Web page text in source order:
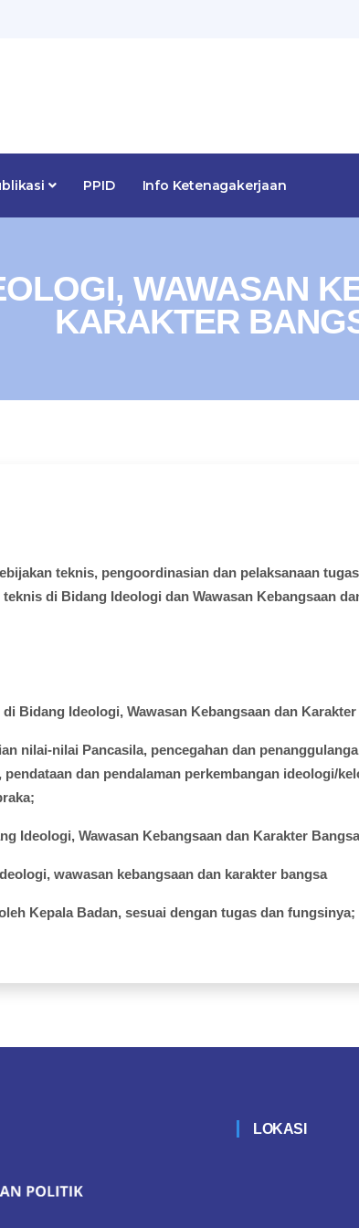
PPID Info Ketenagakerjaan
WAWASAN
KARAKTER
teknis, pengoordinasian dan pelaksanaan tugas
teknis di Bidang Ideologi dan Wawasan Kebangsaan
di Bidang Ideologi, Wawasan Kebangsaan dan
nilai-nilai Pancasila, pencegahan dan
, pendataan dan pendalaman perkembangan ideologi/
;
Ideologi, Wawasan Kebangsaan dan Karakter
, wawasan kebangsaan dan karakter bangsa
KepalaBadan, sesuai dengan tugas dan fungsinya;
LOKASI